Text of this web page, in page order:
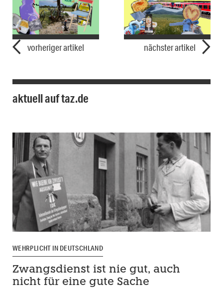
vorheriger artikel nächster artikel
aktuell auf taz.de
WEHRPLICHT IN DEUTSCHLAND
Zwangsdienst ist nie gut, auch
nicht für eine gute Sache